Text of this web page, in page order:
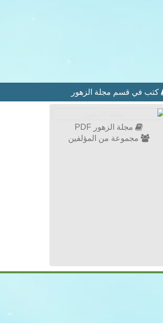
كتب في قسم مجلة الزهور
مجلة الزهور PDF
مجموعة من المؤلفين